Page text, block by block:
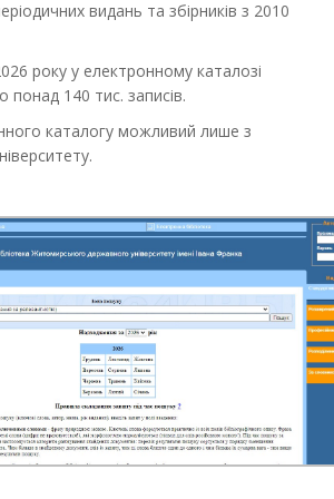
видань та збірників з 2010
року у електронному каталозі
понад 140 тис. записів.
каталогу можливий лише з